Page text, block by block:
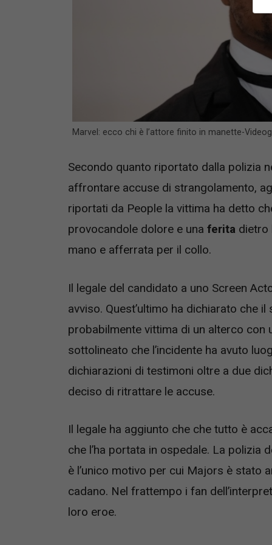
Marvel: ecco chi è l’attore finito in manette-
Secondo quanto riportato dalla polizia
affrontare accuse di strangolamento,
riportati da People la vittima ha detto
provocandole dolore e una ferita dietro
mano e afferrata per il collo.
Il legale del candidato a uno Screen
avviso. Quest’ultimo ha dichiarato che
probabilmente vittima di un alterco con
sottolineato che l’incidente ha avuto
dichiarazioni di testimoni oltre a due
deciso di ritrattare le accuse.
Il legale ha aggiunto che che tutto è
che l’ha portata in ospedale. La
è l’unico motivo per cui Majors è stato
cadano. Nel frattempo i fan
loro eroe.